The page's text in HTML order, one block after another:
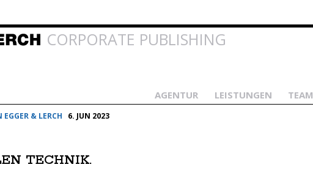
Inhalt
CORPORATE PUBLISHING
AGENTUR LEISTUNGEN TEAM
& LERCH 6. JUN 2023
TECHNIK.